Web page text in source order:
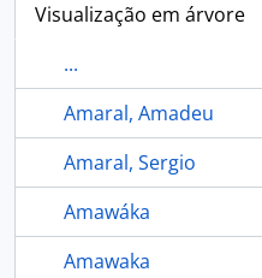
Visualização em árvore
...
Amaral, Amadeu
Amaral, Sergio
Amawáka
Amawaka